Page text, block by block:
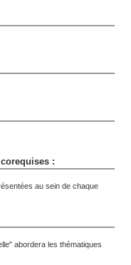
:
au sein de chaque
abordera les thématiques